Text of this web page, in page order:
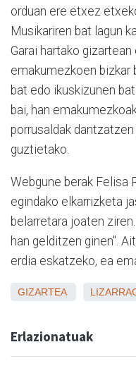
orduan ere etxez
Musikariren bat lagun
Garai hartako
emakumezkoen bizkar
bat edo ikuskizunen
bai, han
porrusaldak
guztietako.
Webgune berak Felisa
egindako elkarrizketa
belarretara joaten
han gelditzen ginen".
erdia eskatzeko, ea
GIZARTEA
Erlazionatuak